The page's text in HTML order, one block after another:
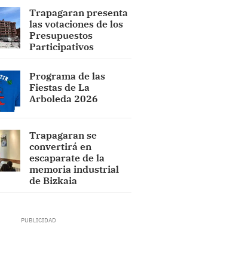
Trapagaran presenta
las votaciones de los
Presupuestos
Participativos
Programa de las
Fiestas de La
Arboleda 2026
Trapagaran se
convertirá en
escaparate de la
memoria industrial
de Bizkaia